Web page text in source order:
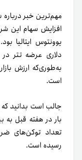
مهم‌ترین خبر
است.
جالب است بدانید
رسیده است.